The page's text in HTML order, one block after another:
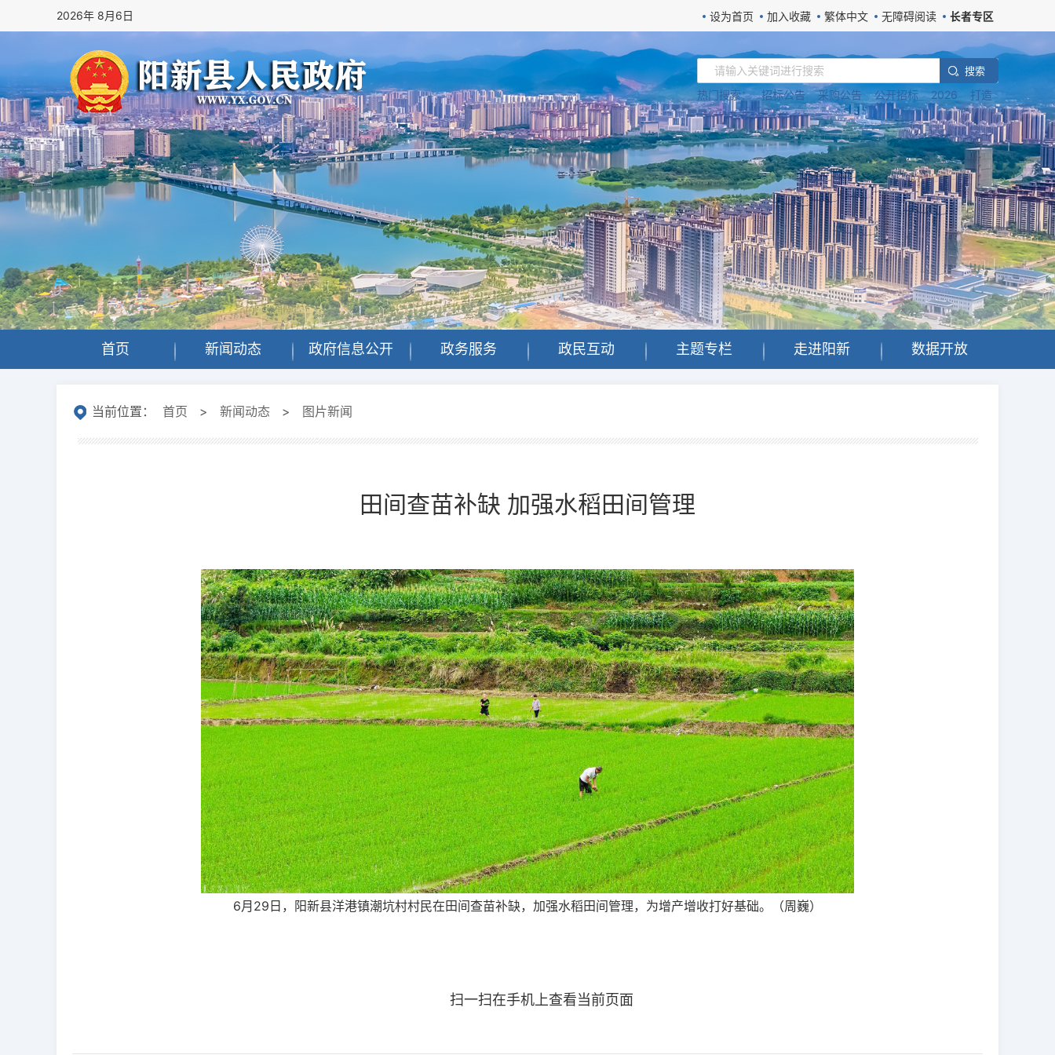
2026年 8月6日 设为首页 加入收藏 繁体中文 无障碍阅读 长者专区
搜 索
热门搜索： 招标公告 采购公告 公开招标 2026 打造
首页 新闻动态 政府信息公开 政务服务 政民互动 主题专栏 走进阳新 数据开放
当前位置： 首页 > 新闻动态 > 图片新闻
田间查苗补缺 加强水稻田间管理
6月 29日，阳新县洋港镇潮坑村村民在田间查苗补缺，加强水稻田间管理，为增产增收打好基础。（周巍）
扫一扫在手机上查看当前页面